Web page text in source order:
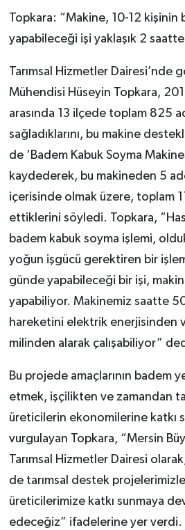
Topkara: “Makine, 10-12 kişinin
yapabileceği işi yaklaşık 2
Tarımsal Hizmetler Dairesi’nde
Mühendisi Hüseyin Topkara,
arasında 13 ilçede toplam 825
sağladıklarını, bu makine
de ‘Badem Kabuk Soyma
kaydederek, bu makineden 5
içerisinde olmak üzere, toplam
ettiklerini söyledi. Topkara,
badem kabuk soyma işlemi,
yoğun işgücü gerektiren bir
günde yapabileceği bir işi,
yapabiliyor. Makinemiz saatte
hareketini elektrik enerjisinden
milinden alarak çalışabiliyor”
Bu projede amaçlarının badem
etmek, işçilikten ve zamandan
üreticilerin ekonomilerine katkı
vurgulayan Topkara, “Mersin
Tarımsal Hizmetler Dairesi
de tarımsal destek
üreticilerimize katkı sunmaya
edeceğiz” ifadelerine yer verdi.